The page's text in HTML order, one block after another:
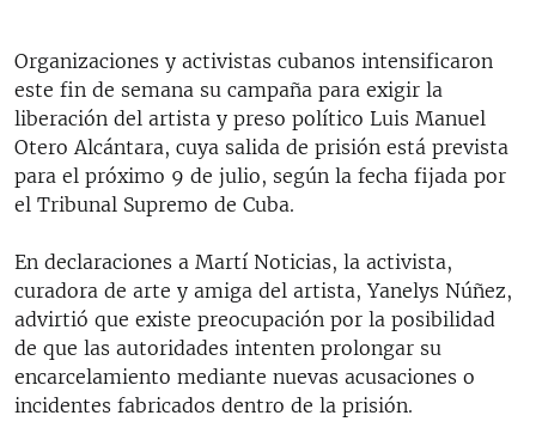
Organizaciones y activistas cubanos intensificaron
este fin de semana su campaña para exigir la
liberación del artista y preso político Luis Manuel
Otero Alcántara, cuya salida de prisión está prevista
para el próximo 9 de julio, según la fecha fijada por
el Tribunal Supremo de Cuba.
En declaraciones a Martí Noticias, la activista,
curadora de arte y amiga del artista, Yanelys Núñez,
advirtió que existe preocupación por la posibilidad
de que las autoridades intenten prolongar su
encarcelamiento mediante nuevas acusaciones o
incidentes fabricados dentro de la prisión.